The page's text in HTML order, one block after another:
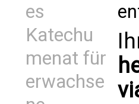
es
Katechu
menat für
erwachse